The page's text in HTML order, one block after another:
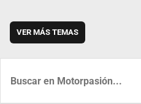
VER MÁS TEMAS